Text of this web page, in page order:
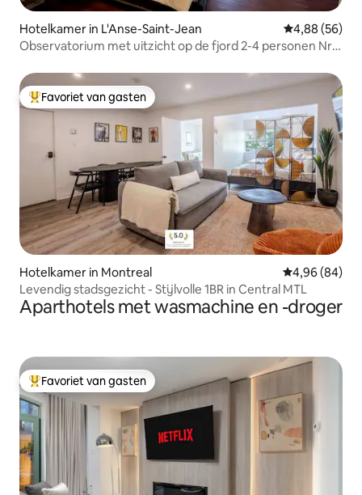
Hotelkamer in L'Anse-Saint-Jean Gemiddelde
4,88 (56)
Observatorium met uitzicht op de fjord 2-4 personen Nr.
Topfavoriet van gasten
Favoriet van gasten
Hotelkamer in Montreal Gemiddelde
4,96 (84)
Levendig stadsgezicht - Stijlvolle 1BR in Central MTL
Aparthotels met wasmachine en -droger
Topfavoriet van gasten
Favoriet van gasten